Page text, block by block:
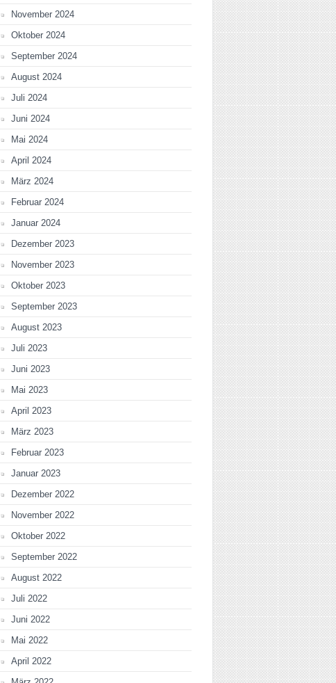
November 2024
Oktober 2024
September 2024
August 2024
Juli 2024
Juni 2024
Mai 2024
April 2024
März 2024
Februar 2024
Januar 2024
Dezember 2023
November 2023
Oktober 2023
September 2023
August 2023
Juli 2023
Juni 2023
Mai 2023
April 2023
März 2023
Februar 2023
Januar 2023
Dezember 2022
November 2022
Oktober 2022
September 2022
August 2022
Juli 2022
Juni 2022
Mai 2022
April 2022